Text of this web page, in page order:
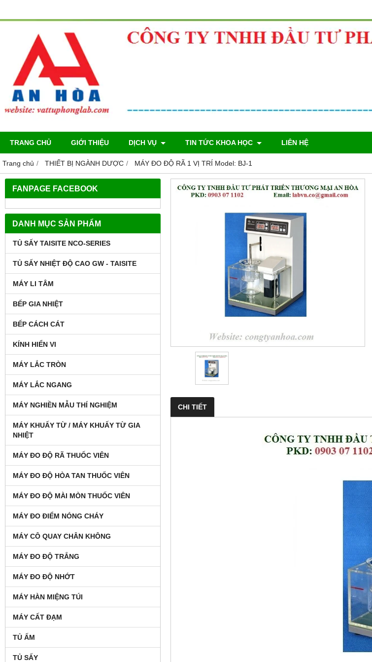
TRANG CHỦ GIỚI THIỆU DỊCH VỤ TIN TỨC KHOA HỌC LIÊN HỆ
Trang chủ THIẾT BỊ NGÀNH DƯỢC MÁY ĐO ĐỘ RÃ 1 VỊ TRÍ Model: BJ-1
FANPAGE FACEBOOK
DANH MỤC SẢN PHẨM
TỦ SẤY TAISITE NCO-SERIES
TỦ SẤY NHIỆT ĐỘ CAO GW - TAISITE
MÁY LI TÂM
BẾP GIA NHIỆT
BẾP CÁCH CÁT
KÍNH HIỂN VI
MÁY LẮC TRÒN
MÁY LẮC NGANG
MÁY NGHIỀN MẪU THÍ NGHIỆM
MÁY KHUẤY TỪ / MÁY KHUẤY TỪ GIA
NHIỆT
MÁY ĐO ĐỘ RÃ THUỐC VIÊN
MÁY ĐO ĐỘ HÒA TAN THUỐC VIÊN
MÁY ĐO ĐỘ MÀI MÒN THUỐC VIÊN
MÁY ĐO ĐIỂM NÓNG CHÁY
MÁY CÔ QUAY CHÂN KHÔNG
MÁY ĐO ĐỘ TRẮNG
MÁY ĐO ĐỘ NHỚT
MÁY HÀN MIỆNG TÚI
MÁY CẤT ĐẠM
TỦ ẤM
TỦ SẤY
CHI TIẾT